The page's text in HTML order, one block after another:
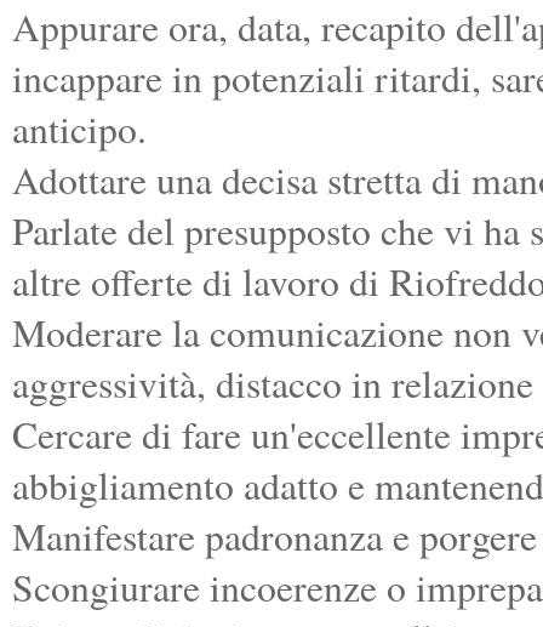
Appurare ora, data, recapito
incappare in potenziali ritardi,
anticipo.
Adottare una decisa stretta di
Parlate del presupposto che vi
altre offerte di lavoro di
Moderare la comunicazione non
aggressività, distacco in
Cercare di fare un'eccellente
abbigliamento adatto e
Manifestare padronanza e
Scongiurare incoerenze o